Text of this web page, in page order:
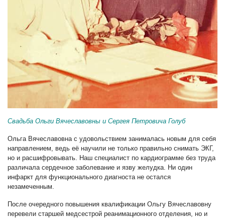
Свадьба Ольги Вячеславовны и Сергея Петровича Голуб
Ольга Вячеславовна с удовольствием занималась новым для себя
направлением, ведь её научили не только правильно снимать ЭКГ,
но и расшифровывать. Наш специалист по кардиограмме без труда
различала сердечное заболевание и язву желудка. Ни один
инфаркт для функционального диагноста не остался
незамеченным.
После очередного повышения квалификации Ольгу Вячеславовну
перевели старшей медсестрой реанимационного отделения, но и